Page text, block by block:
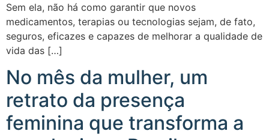
Sem ela, não há como garantir que novos
medicamentos, terapias ou tecnologias sejam, de fato,
seguros, eficazes e capazes de melhorar a qualidade de
vida das […]
No mês da mulher, um
retrato da presença
feminina que transforma a